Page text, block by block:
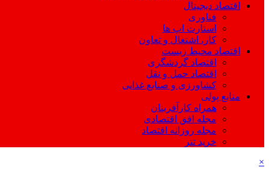
اقتصاد دیجیتال
فناوری
استارت اپ ها
کار، اشتغال و تعاون
اقتصاد محیط زیست
اقتصاد گردشگری
اقتصاد حمل و نقل
کشاورزی و صنایع غذایی
منابع پولی
همراه کارآفرینان
مجله افق اقتصادی
مجله روزانه اقتصاد
خرید تتر
×